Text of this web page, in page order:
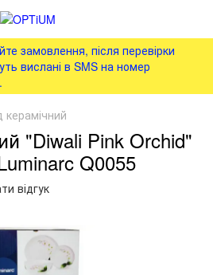
замовлення, після перевірки
вислані в SMS на номер
керамічний
"Diwali Pink Orchid"
Q0055
відгук